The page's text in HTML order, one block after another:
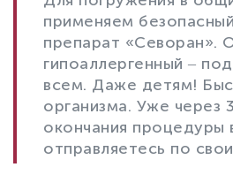
применяем
препарат «Севоран».
гипоаллергенный ‒
всем. Даже детям!
организма. Уже через
окончания процедуры
отправляетесь по